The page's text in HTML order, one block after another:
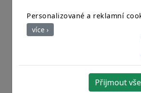
Personalizované a reklamní
více ›
Přijmout vše